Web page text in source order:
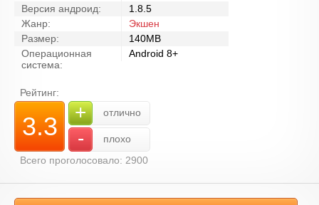
Версия андроид:
1.8.5
Жанр:
Экшен
Размер:
140MB
Операционная
система:
Android 8+
Рейтинг:
3.3 + отлично
-
плохо
Всего проголосовало: 2900